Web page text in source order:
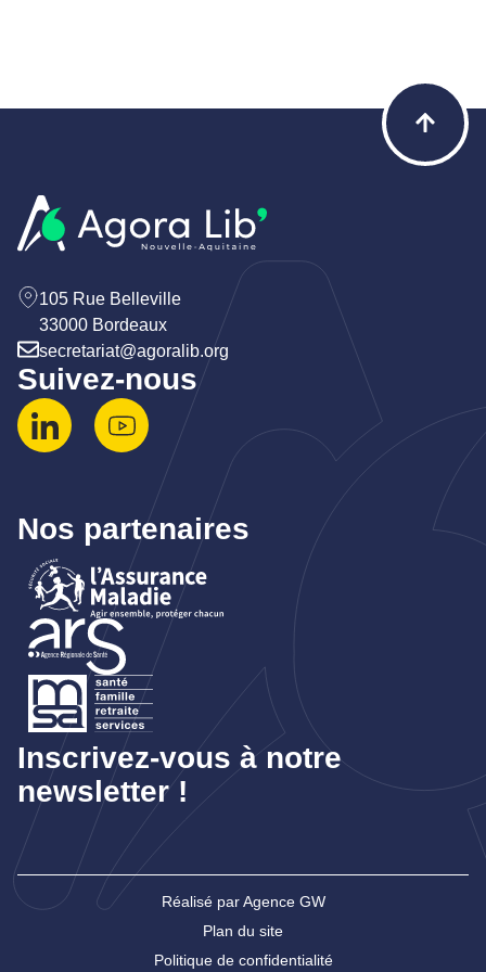
105 Rue Belleville
33000 Bordeaux
secretariat@agoralib.org
Suivez-nous
Nos partenaires
Inscrivez-vous à notre
newsletter !
Politique de confidentialité
Plan du site
Réalisé par Agence GW